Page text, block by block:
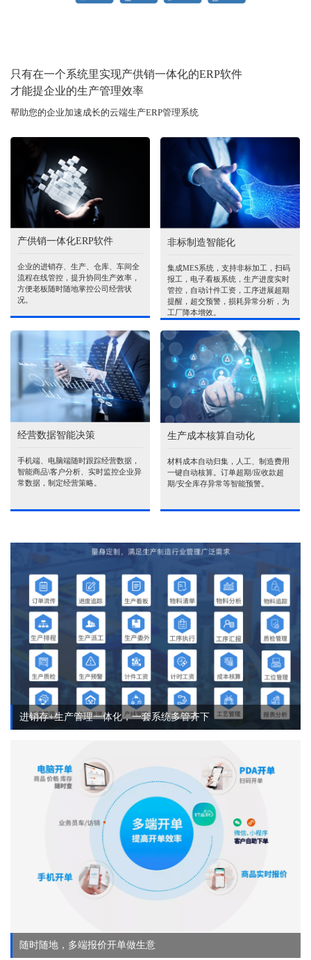
只有在一个系统里实现产供销一体化的ERP软件
才能提企业的生产管理效率
帮助您的企业加速成长的云端生产ERP管理系统
产供销一体化ERP软件
企业的进销存、生产、仓库、车间全
流程在线管控，提升协同生产效率，
方便老板随时随地掌控公司经营状
况。
非标制造智能化
集成MES系统，支持非标加工，扫码
报工，电子看板系统，生产进度实时
管控，自动计件工资，工序进展超期
提醒，超交预警，损耗异常分析，为
工厂降本增效。
经营数据智能决策
手机端、电脑端随时跟踪经营数据，
智能商品\客户分析、实时监控企业异
常数据，制定经营策略。
生产成本核算自动化
材料成本自动归集，人工、制造费用
一键自动核算。订单超期/应收款超
期/安全库存异常等智能预警。
进销存+生产管理一体化，一套系统多管齐下
随时随地，多端报价开单做生意